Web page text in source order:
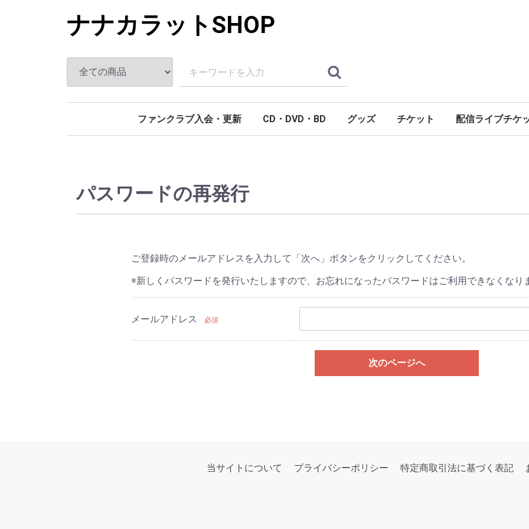
ナナカラットSHOP
ファンクラブ入会・更新 CD・DVD・BD グッズ チケット 配信ライブチケ
パスワードの再発行
ご登録時のメールアドレスを入力して「次へ」ボタンをクリックしてください。
※新しくパスワードを発行いたしますので、お忘れになったパスワードはご利用できなくなり
メールアドレス 必須
次のページへ
当サイトについて プライバシーポリシー 特定商取引法に基づく表記